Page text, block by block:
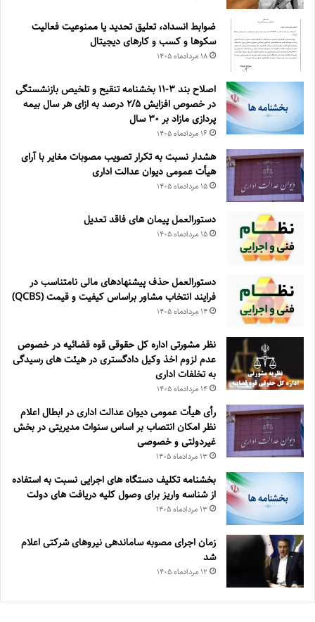
ضوابط انسداد، تعليق تحديد يا ممنوعيت فعاليت
سكوها و كسب و كارهای ديجيتال
۱۸ مرداد‌ماه ۱۴۰۵
اصلاح بند ۳‏-۱۱ بخشنامه تنقیح و تلخیص بازنشستگی
در خصوص افزایش ۵‏‏‏‏‏‏‏‏‏/۲ درصد به ازای هر سال بیمه
پردازی مازاد بر ۳۰‏ سال
۱۶ مرداد‌ماه ۱۴۰۵
هشدار نسبت به تکرار تصویب مصوبات مغایر با آرای
هیأت عمومی دیوان عدالت اداری
۱۵ مرداد‌ماه ۱۴۰۵
دستورالعمل پیمان های فاقد تعدیل
۱۵ مرداد‌ماه ۱۴۰۵
دستورالعمل حذف پيشنهادهای مالی نامتناسب در
فرايند انتخاب مشاور براساس كيفيت و قيمت (QCBS)
۱۴ مرداد‌ماه ۱۴۰۵
نظر مشورتی اداره کل حقوقی قوه قضائیه در خصوص
عدم لزوم اخذ وکیل دادگستری در هیئت های رسیدگی
به تخلفات اداری
۱۴ مرداد‌ماه ۱۴۰۵
رأی هیأت عمومی دیوان عدالت اداری در ابطال اعلام
نظر امکان انتصاب بر اساس سنوات مدیریتی در بخش
غیردولتی و خصوصی
۱۳ مرداد‌ماه ۱۴۰۵
بخشنامه تکلیف دستگاه های اجرایی نسبت به استفاده
از شناسه واریز برای وصول کلیه دریافت های دولت
۱۳ مرداد‌ماه ۱۴۰۵
زمان اجرای مصوبه ساماندهی نیروهای شرکتی اعلام
شد
۱۲ مرداد‌ماه ۱۴۰۵